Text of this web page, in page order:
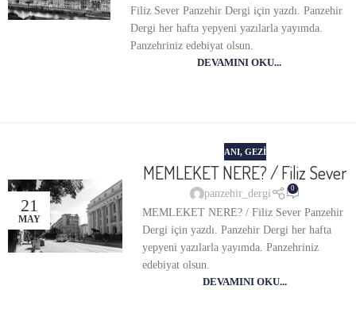
Filiz Sever Panzehir Dergi için yazdı. Panzehir
Dergi her hafta yepyeni yazılarla yayımda.
Panzehriniz edebiyat olsun.
DEVAMINI OKU...
21
MAY
ANI, GEZI
MEMLEKET NERE? / Filiz Sever
panzehir_dergi 0
MEMLEKET NERE? / Filiz Sever Panzehir
Dergi için yazdı. Panzehir Dergi her hafta
yepyeni yazılarla yayımda. Panzehriniz
edebiyat olsun.
DEVAMINI OKU...